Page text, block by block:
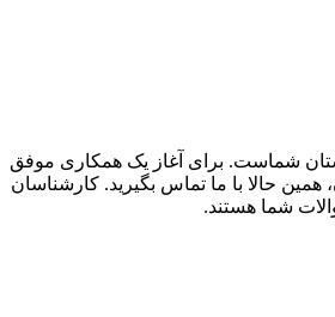
شماست. برای آغاز یک همکاری موفق
همین حالا با ما تماس بگیرید. کارشناسان
شما هستند.